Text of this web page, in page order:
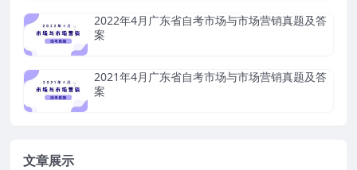
2022年4月广东省自考市场与市场营销真题及答
案
2021年4月广东省自考市场与市场营销真题及答
案
文章展示